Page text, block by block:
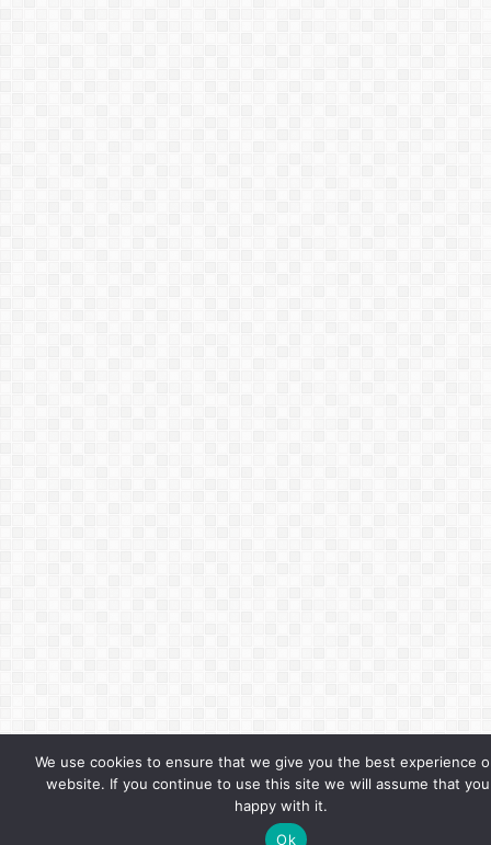
We use cookies to ensure that we give you the best experience
website. If you continue to use this site we will assume that
happy with it.
Ok